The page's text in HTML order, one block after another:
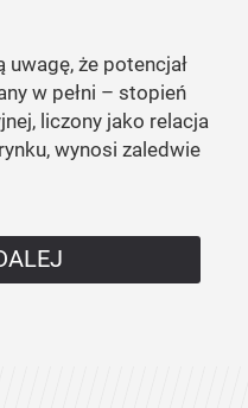
że potencjał
w pełni – stopień
liczony jako relacja
wynosi zaledwie